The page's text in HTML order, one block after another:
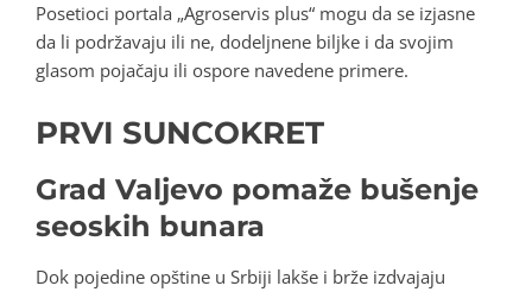
Posetioci portala „Agroservis plus“ mogu da se izjasne
da li podržavaju ili ne, dodeljnene biljke i da svojim
glasom pojačaju ili ospore navedene primere.
PRVI SUNCOKRET
Grad Valjevo pomaže bušenje
seoskih bunara
Dok pojedine opštine u Srbiji lakše i brže izdvajaju